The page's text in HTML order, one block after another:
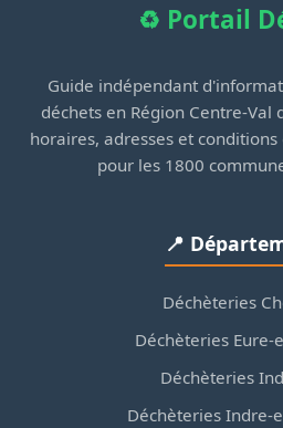
♻️ Portail
Guide indépendant
déchets en Région Centre-Val
horaires, adresses et
pour les 1800
📍
Déchèteries
Déchèteries Eure-
Déchèteries
Déchèteries Indre-